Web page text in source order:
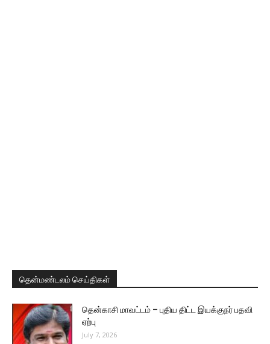
தென்மண்டலம் செய்திகள்
தென்காசி மாவட்டம் – புதிய திட்ட இயக்குநர் பதவி
ஏற்பு
July 7, 2026